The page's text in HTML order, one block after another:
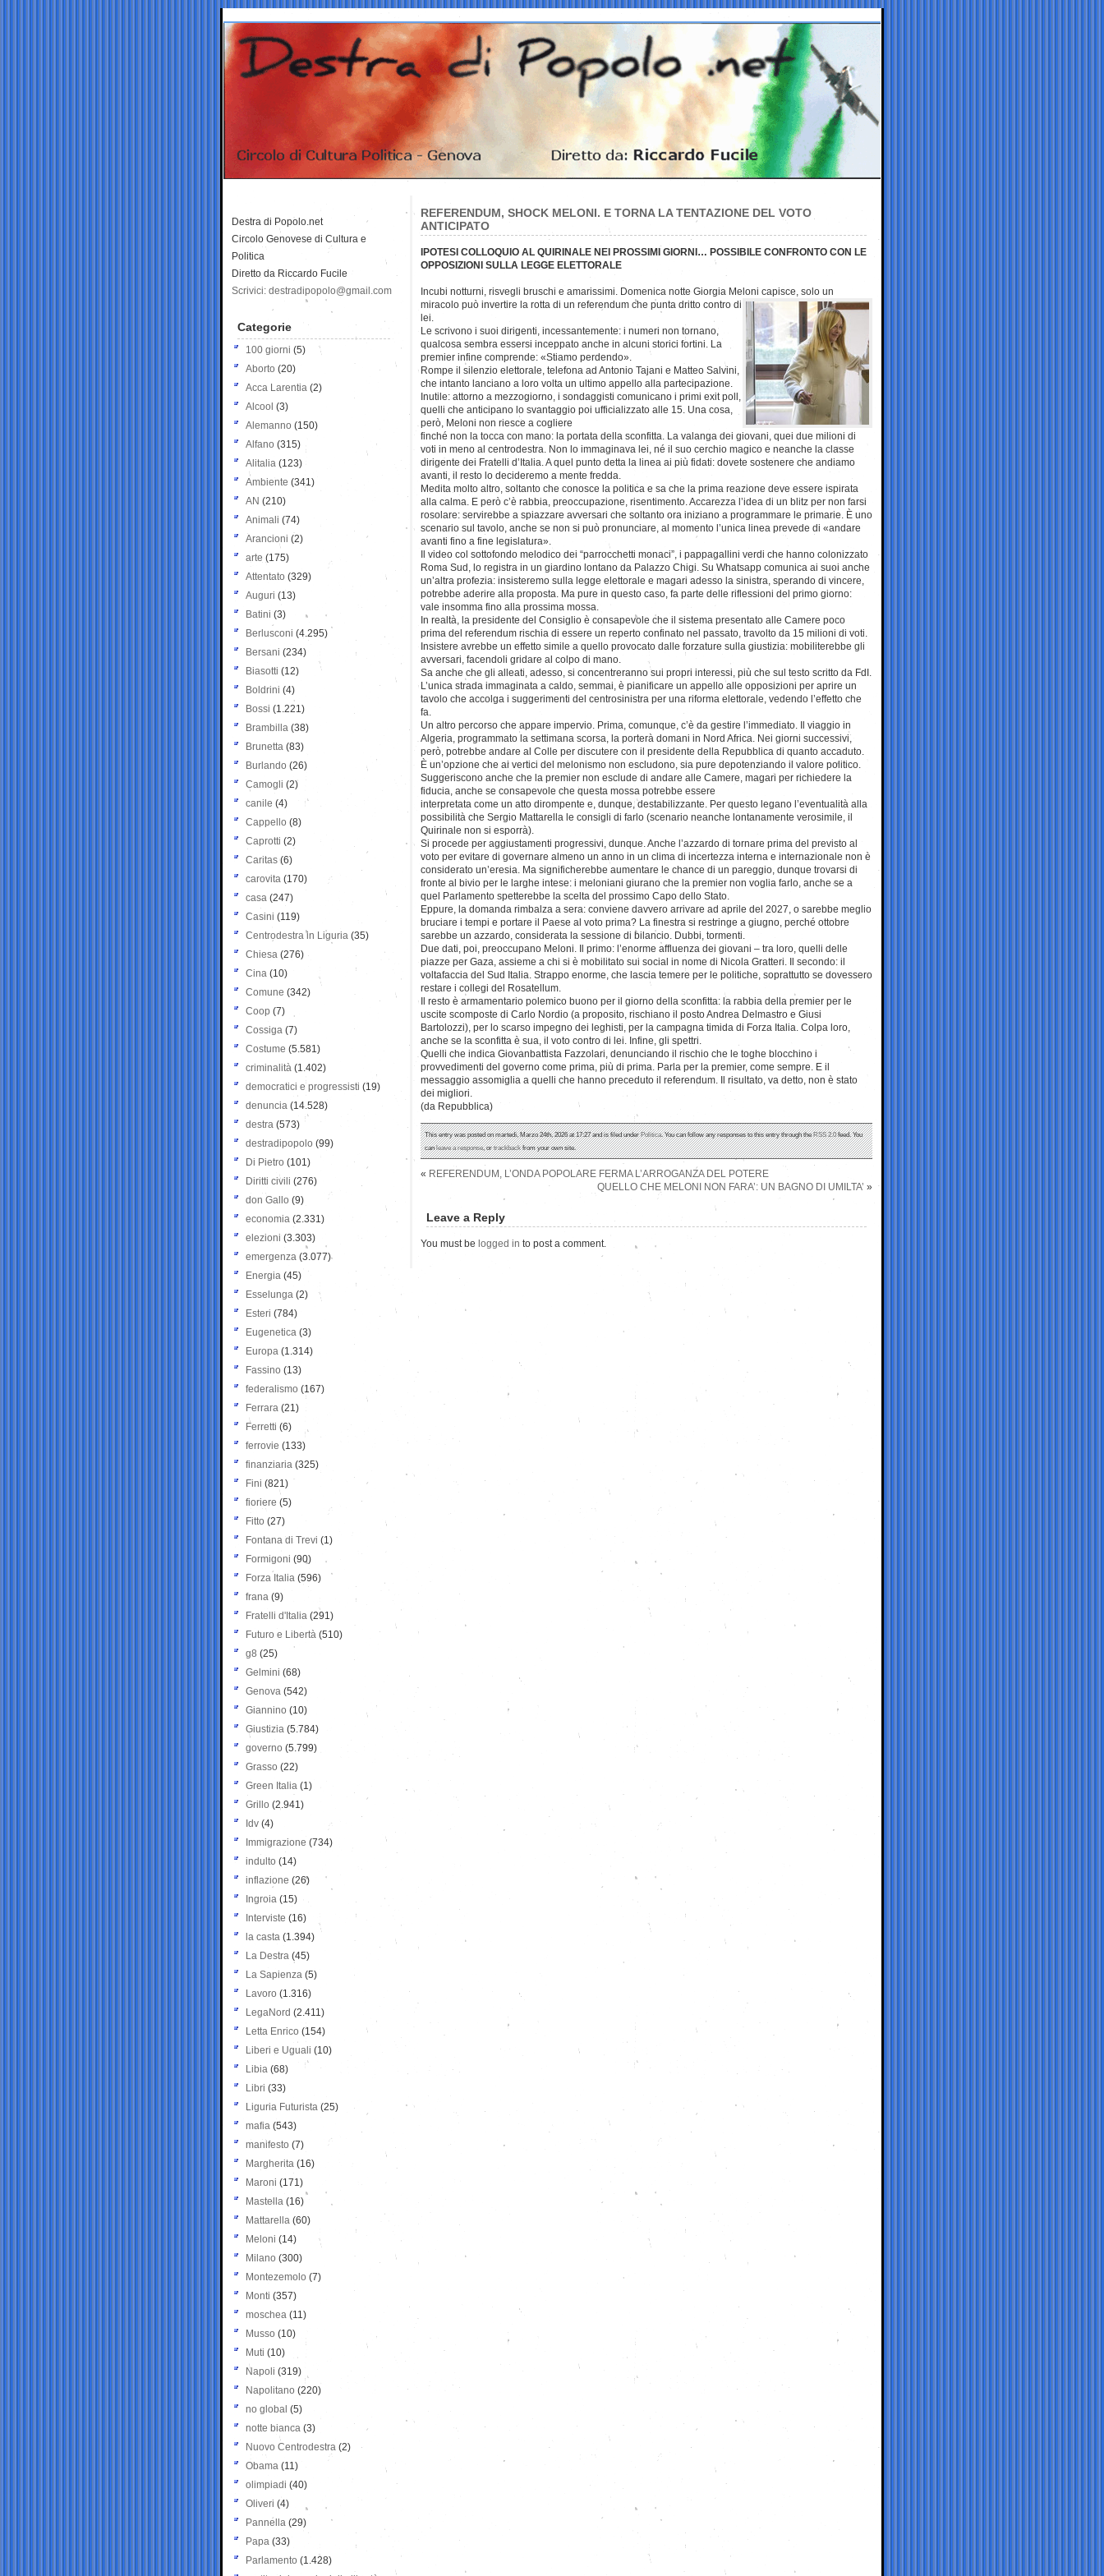
REFERENDUM, SHOCK MELONI. E TORNA LA TENTAZIONE DEL VOTO
ANTICIPATO
IPOTESI COLLOQUIO AL QUIRINALE NEI PROSSIMI GIORNI… POSSIBILE CONFRONTO CON LE
OPPOSIZIONI SULLA LEGGE ELETTORALE
Incubi notturni, risvegli bruschi e amarissimi. Domenica notte Giorgia Meloni capisce, solo un
miracolo può invertire la rotta di un referendum che punta dritto contro di
lei.
Le scrivono i suoi dirigenti, incessantemente: i numeri non tornano,
qualcosa sembra essersi inceppato anche in alcuni storici fortini. La
premier infine comprende: «Stiamo perdendo».
Rompe il silenzio elettorale, telefona ad Antonio Tajani e Matteo Salvini,
che intanto lanciano a loro volta un ultimo appello alla partecipazione.
Inutile: attorno a mezzogiorno, i sondaggisti comunicano i primi exit poll,
quelli che anticipano lo svantaggio poi ufficializzato alle 15. Una cosa,
però, Meloni non riesce a cogliere
finché non la tocca con mano: la portata della sconfitta. La valanga dei giovani, quei due milioni di
voti in meno al centrodestra. Non lo immaginava lei, né il suo cerchio magico e neanche la classe
dirigente dei Fratelli d’Italia. A quel punto detta la linea ai più fidati: dovete sostenere che andiamo
avanti, il resto lo decideremo a mente fredda.
Medita molto altro, soltanto che conosce la politica e sa che la prima reazione deve essere ispirata
alla calma. E però c’è rabbia, preoccupazione, risentimento. Accarezza l’idea di un blitz per non farsi
rosolare: servirebbe a spiazzare avversari che soltanto ora iniziano a programmare le primarie. È uno
scenario sul tavolo, anche se non si può pronunciare, al momento l’unica linea prevede di «andare
avanti fino a fine legislatura».
Il video col sottofondo melodico dei “parrocchetti monaci”, i pappagallini verdi che hanno colonizzato
Roma Sud, lo registra in un giardino lontano da Palazzo Chigi. Su Whatsapp comunica ai suoi anche
un’altra profezia: insisteremo sulla legge elettorale e magari adesso la sinistra, sperando di vincere,
potrebbe aderire alla proposta. Ma pure in questo caso, fa parte delle riflessioni del primo giorno:
vale insomma fino alla prossima mossa.
In realtà, la presidente del Consiglio è consapevole che il sistema presentato alle Camere poco
prima del referendum rischia di essere un reperto confinato nel passato, travolto da 15 milioni di voti.
Insistere avrebbe un effetto simile a quello provocato dalle forzature sulla giustizia: mobiliterebbe gli
avversari, facendoli gridare al colpo di mano.
Sa anche che gli alleati, adesso, si concentreranno sui propri interessi, più che sul testo scritto da FdI.
L’unica strada immaginata a caldo, semmai, è pianificare un appello alle opposizioni per aprire un
tavolo che accolga i suggerimenti del centrosinistra per una riforma elettorale, vedendo l’effetto che
fa.
Un altro percorso che appare impervio. Prima, comunque, c’è da gestire l’immediato. Il viaggio in
Algeria, programmato la settimana scorsa, la porterà domani in Nord Africa. Nei giorni successivi,
però, potrebbe andare al Colle per discutere con il presidente della Repubblica di quanto accaduto.
È un’opzione che ai vertici del melonismo non escludono, sia pure depotenziando il valore politico.
Suggeriscono anche che la premier non esclude di andare alle Camere, magari per richiedere la
fiducia, anche se consapevole che questa mossa potrebbe essere
interpretata come un atto dirompente e, dunque, destabilizzante. Per questo legano l’eventualità alla
possibilità che Sergio Mattarella le consigli di farlo (scenario neanche lontanamente verosimile, il
Quirinale non si esporrà).
Si procede per aggiustamenti progressivi, dunque. Anche l’azzardo di tornare prima del previsto al
voto per evitare di governare almeno un anno in un clima di incertezza interna e internazionale non è
considerato un’eresia. Ma significherebbe aumentare le chance di un pareggio, dunque trovarsi di
fronte al bivio per le larghe intese: i meloniani giurano che la premier non voglia farlo, anche se a
quel Parlamento spetterebbe la scelta del prossimo Capo dello Stato.
Eppure, la domanda rimbalza a sera: conviene davvero arrivare ad aprile del 2027, o sarebbe meglio
bruciare i tempi e portare il Paese al voto prima? La finestra si restringe a giugno, perché ottobre
sarebbe un azzardo, considerata la sessione di bilancio. Dubbi, tormenti.
Due dati, poi, preoccupano Meloni. Il primo: l’enorme affluenza dei giovani – tra loro, quelli delle
piazze per Gaza, assieme a chi si è mobilitato sui social in nome di Nicola Gratteri. Il secondo: il
voltafaccia del Sud Italia. Strappo enorme, che lascia temere per le politiche, soprattutto se dovessero
restare i collegi del Rosatellum.
Il resto è armamentario polemico buono per il giorno della sconfitta: la rabbia della premier per le
uscite scomposte di Carlo Nordio (a proposito, rischiano il posto Andrea Delmastro e Giusi
Bartolozzi), per lo scarso impegno dei leghisti, per la campagna timida di Forza Italia. Colpa loro,
anche se la sconfitta è sua, il voto contro di lei. Infine, gli spettri.
Quelli che indica Giovanbattista Fazzolari, denunciando il rischio che le toghe blocchino i
provvedimenti del governo come prima, più di prima. Parla per la premier, come sempre. E il
messaggio assomiglia a quelli che hanno preceduto il referendum. Il risultato, va detto, non è stato
dei migliori.
(da Repubblica)
This entry was posted on martedì, Marzo 24th, 2026 at 17:27 and is filed underPolitica. You can follow any responses to this entry through theRSS 2.0feed. You
canleave a response, ortrackbackfrom your own site.
« REFERENDUM, L’ONDA POPOLARE FERMA L’ARROGANZA DEL POTERE
QUELLO CHE MELONI NON FARA’: UN BAGNO DI UMILTA’ »
Leave a Reply
You must be logged in to post a comment.
Destra di Popolo.net
Circolo Genovese di Cultura e
Politica
Diretto da Riccardo Fucile
Scrivici: destradipopolo@gmail.com
Categorie
100 giorni (5)
Aborto (20)
Acca Larentia (2)
Alcool (3)
Alemanno (150)
Alfano (315)
Alitalia (123)
Ambiente (341)
AN (210)
Animali (74)
Arancioni (2)
arte (175)
Attentato (329)
Auguri (13)
Batini (3)
Berlusconi (4.295)
Bersani (234)
Biasotti (12)
Boldrini (4)
Bossi (1.221)
Brambilla (38)
Brunetta (83)
Burlando (26)
Camogli (2)
canile (4)
Cappello (8)
Caprotti (2)
Caritas (6)
carovita (170)
casa (247)
Casini (119)
Centrodestra in Liguria (35)
Chiesa (276)
Cina (10)
Comune (342)
Coop (7)
Cossiga (7)
Costume (5.581)
criminalità (1.402)
democratici e progressisti (19)
denuncia (14.528)
destra (573)
destradipopolo (99)
Di Pietro (101)
Diritti civili (276)
don Gallo (9)
economia (2.331)
elezioni (3.303)
emergenza (3.077)
Energia (45)
Esselunga (2)
Esteri (784)
Eugenetica (3)
Europa (1.314)
Fassino (13)
federalismo (167)
Ferrara (21)
Ferretti (6)
ferrovie (133)
finanziaria (325)
Fini (821)
fioriere (5)
Fitto (27)
Fontana di Trevi (1)
Formigoni (90)
Forza Italia (596)
frana (9)
Fratelli d'Italia (291)
Futuro e Libertà (510)
g8 (25)
Gelmini (68)
Genova (542)
Giannino (10)
Giustizia (5.784)
governo (5.799)
Grasso (22)
Green Italia (1)
Grillo (2.941)
Idv (4)
Immigrazione (734)
indulto (14)
inflazione (26)
Ingroia (15)
Interviste (16)
la casta (1.394)
La Destra (45)
La Sapienza (5)
Lavoro (1.316)
LegaNord (2.411)
Letta Enrico (154)
Liberi e Uguali (10)
Libia (68)
Libri (33)
Liguria Futurista (25)
mafia (543)
manifesto (7)
Margherita (16)
Maroni (171)
Mastella (16)
Mattarella (60)
Meloni (14)
Milano (300)
Montezemolo (7)
Monti (357)
moschea (11)
Musso (10)
Muti (10)
Napoli (319)
Napolitano (220)
no global (5)
notte bianca (3)
Nuovo Centrodestra (2)
Obama (11)
olimpiadi (40)
Oliveri (4)
Pannella (29)
Papa (33)
Parlamento (1.428)